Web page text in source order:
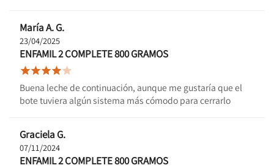
María A. G.
23/04/2025
ENFAMIL 2 COMPLETE 800 GRAMOS

Buena leche de continuación, aunque me gustaría que el
bote tuviera algún sistema más cómodo para cerrarlo
Graciela G.
07/11/2024
ENFAMIL 2 COMPLETE 800 GRAMOS